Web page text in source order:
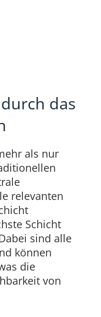
das
als nur
relevanten
Schicht
sind alle
können
die
von